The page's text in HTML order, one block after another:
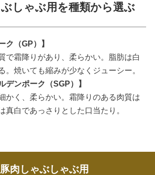
しゃぶ用を種類から選ぶ
ク（GP）】
で霜降りがあり、柔らかい。脂肪は白
。焼いても縮みが少なくジューシー。
デンポーク（SGP）】
かく、柔らかい。霜降りのある肉質は
真白であっさりとした口当たり。
豚肉しゃぶしゃぶ用